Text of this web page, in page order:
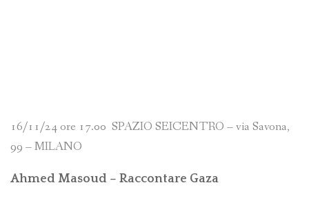
16/11/24 ore 17.00 SPAZIO SEICENTRO – via Savona,
99 – MILANO
Ahmed Masoud – Raccontare Gaza